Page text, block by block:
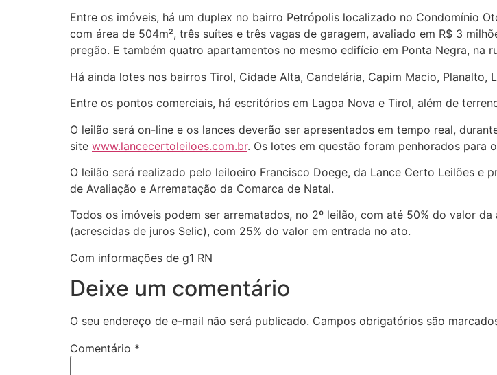
Entre os imóveis, há um duplex no bairro Petrópolis localizado no Condomínio
com área de 504m², três suítes e três vagas de garagem, avaliado em R$ 3
pregão. E também quatro apartamentos no mesmo edifício em Ponta Negra, na
Há ainda lotes nos bairros Tirol, Cidade Alta, Candelária, Capim Macio, Planalto,
Entre os pontos comerciais, há escritórios em Lagoa Nova e Tirol, além de
O leilão será on-line e os lances deverão ser apresentados em tempo real,
site www.lancecertoleiloes.com.br. Os lotes em questão foram penhorados para
O leilão será realizado pelo leiloeiro Francisco Doege, da Lance Certo Leilões e
de Avaliação e Arrematação da Comarca de Natal.
Todos os imóveis podem ser arrematados, no 2º leilão, com até 50% do valor
(acrescidas de juros Selic), com 25% do valor em entrada no ato.
Com informações de g1 RN
Deixe um comentário
O seu endereço de e-mail não será publicado. Campos obrigatórios são
Comentário *